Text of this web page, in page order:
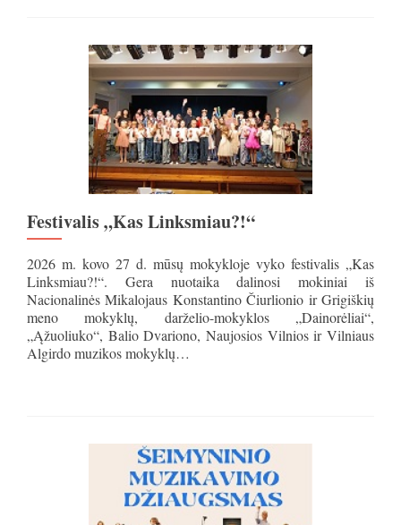
Festivalis „Kas Linksmiau?!“
2026 m. kovo 27 d. mūsų mokykloje vyko festivalis „Kas
Linksmiau?!“. Gera nuotaika dalinosi mokiniai iš
Nacionalinės Mikalojaus Konstantino Čiurlionio ir Grigiškių
meno mokyklų, darželio-mokyklos „Dainorėliai“,
„Ąžuoliuko“, Balio Dvariono, Naujosios Vilnios ir Vilniaus
Algirdo muzikos mokyklų…